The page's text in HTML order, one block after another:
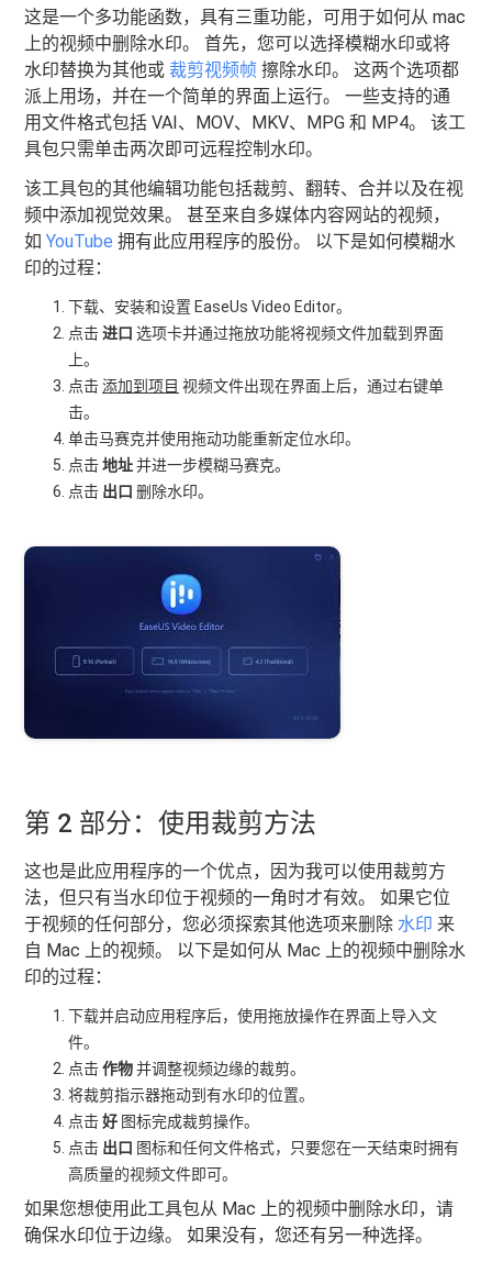
这是一个多功能函数，具有三重功能，可用于如何从 mac
上的视频中删除水印。 首先，您可以选择模糊水印或将
水印替换为其他或 裁剪视频帧 擦除水印。 这两个选项都
派上用场，并在一个简单的界面上运行。 一些支持的通
用文件格式包括 VAI、MOV、MKV、MPG 和 MP4。 该工
具包只需单击两次即可远程控制水印。
该工具包的其他编辑功能包括裁剪、翻转、合并以及在视
频中添加视觉效果。 甚至来自多媒体内容网站的视频，
如YouTube 拥有此应用程序的股份。 以下是如何模糊水
印的过程：
下载、安装和设置 EaseUs Video Editor。
点击进口 选项卡并通过拖放功能将视频文件加载到界面
上。
点击添加到项目 视频文件出现在界面上后，通过右键单
击。
单击马赛克并使用拖动功能重新定位水印。
点击地址并进一步模糊马赛克。
点击 出口 删除水印。
第 2 部分：使用裁剪方法
这也是此应用程序的一个优点，因为我可以使用裁剪方
法，但只有当水印位于视频的一角时才有效。 如果它位
于视频的任何部分，您必须探索其他选项来删除水印 来
自 Mac 上的视频。 以下是如何从 Mac 上的视频中删除水
印的过程：
下载并启动应用程序后，使用拖放操作在界面上导入文
件。
点击作物并调整视频边缘的裁剪。
将裁剪指示器拖动到有水印的位置。
点击好 图标完成裁剪操作。
点击 出口 图标和任何文件格式，只要您在一天结束时拥有
高质量的视频文件即可。
如果您想使用此工具包从 Mac 上的视频中删除水印，请
确保水印位于边缘。 如果没有，您还有另一种选择。